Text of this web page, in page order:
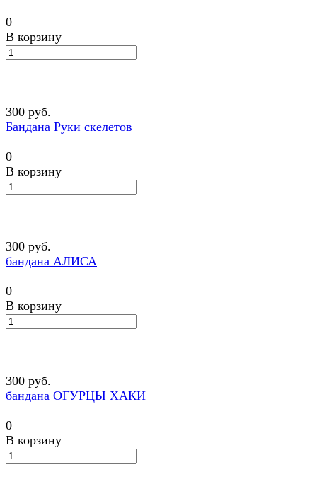
0
В корзину
300 руб.
Бандана Руки скелетов
0
В корзину
300 руб.
бандана АЛИСА
0
В корзину
300 руб.
бандана ОГУРЦЫ ХАКИ
0
В корзину